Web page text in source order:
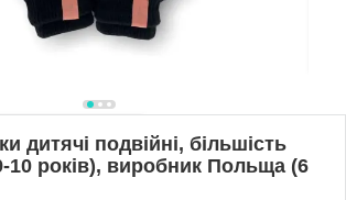
дитячі подвійні, більшість
10 років), виробник Польща (6